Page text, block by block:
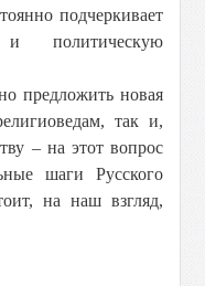
подчеркивает
и политическую
предложить новая
так и,
– на этот вопрос
шаги Русского
на наш взгляд,